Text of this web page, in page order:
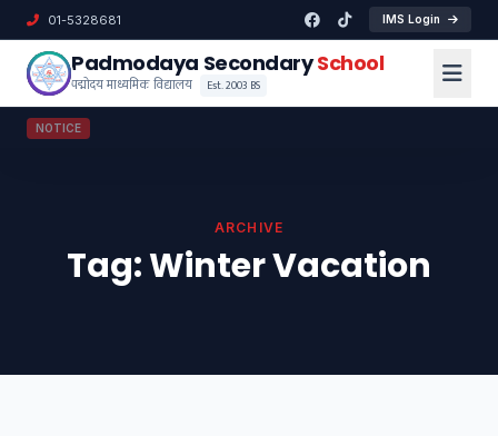
01-5328681 IMS Login
Padmodaya SecondarySchool
पद्मोदय माध्यमिक विद्यालय Est. 2003 BS
NOTICE
ARCHIVE
Tag:Winter Vacation